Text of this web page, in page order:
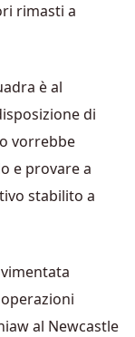
rimasti a
è al
di
vorrebbe
e provare a
stabilito a
al Newcastle